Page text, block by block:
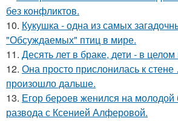
без конфликтов.
10. Кукушка - одна из самых
"Обсуждаемых" птиц в мире.
11. Десять лет в браке, дети - в
12. Она просто прислонилась к
произошло дальше.
13. Егор бероев женился на молодой
развода с Ксенией Алферовой.